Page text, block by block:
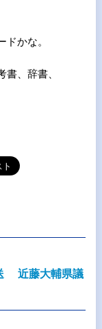
かな。
、辞書、
近藤大輔県議